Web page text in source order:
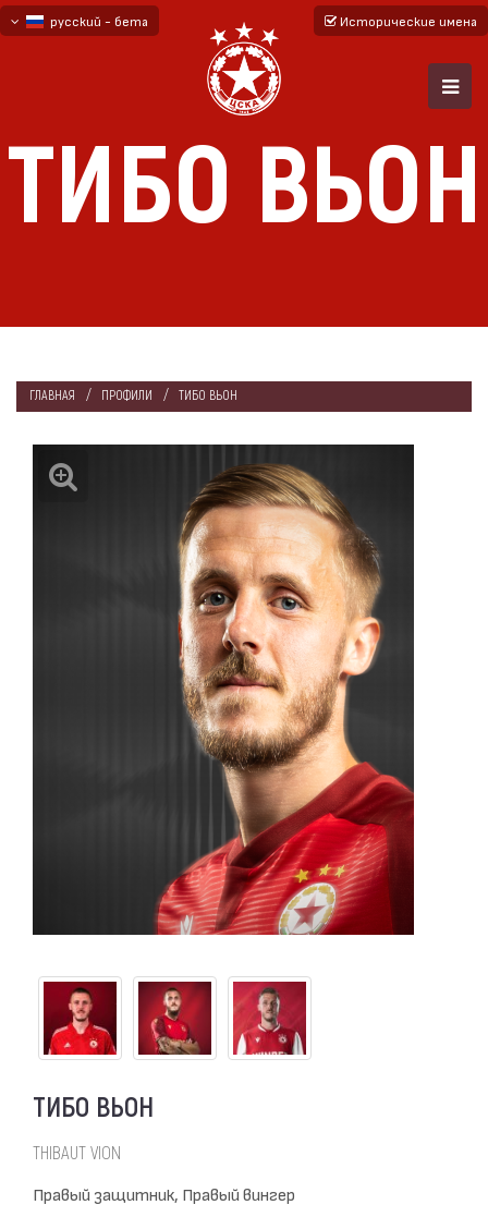
русский - бета
Исторические имена
ТИБО ВЬОН
ГЛАВНАЯ ПРОФИЛИ ТИБО ВЬОН
ТИБО ВЬОН
THIBAUT VION
Правый защитник, Правый вингер